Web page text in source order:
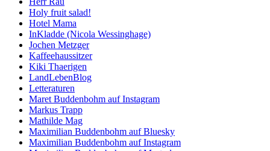
Holy fruit salad!
Hotel Mama
InKladde (Nicola Wessinghage)
Jochen Metzger
Kaffeehaussitzer
Kiki Thaerigen
LandLebenBlog
Letteraturen
Maret Buddenbohm auf Instagram
Markus Trapp
Mathilde Mag
Maximilian Buddenbohm auf Bluesky
Maximilian Buddenbohm auf Instagram